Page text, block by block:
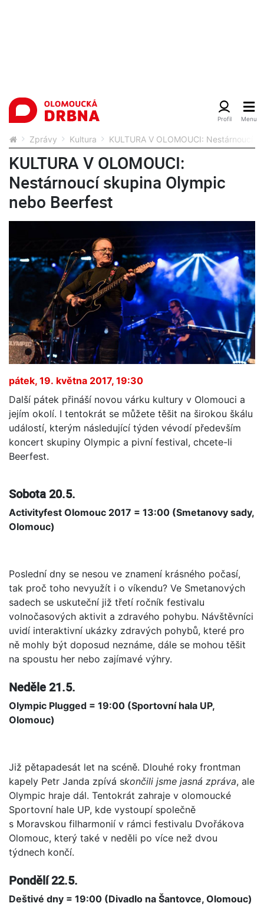
Zprávy Kultura KULTURA V OLOMOUCI: Nestárnoucí
KULTURA V OLOMOUCI:
Nestárnoucí skupina Olympic
nebo Beerfest
pátek, 19. května 2017, 19:30
Další pátek přináší novou várku kultury v Olomouci a
jejím okolí. I tentokrát se můžete těšit na širokou škálu
událostí, kterým následující týden vévodí především
koncert skupiny Olympic a pivní festival, chcete-li
Beerfest.
Sobota 20.5.
Activityfest Olomouc 2017 = 13:00 (Smetanovy sady,
Olomouc)
Poslední dny se nesou ve znamení krásného počasí,
tak proč toho nevyužít i o víkendu? Ve Smetanových
sadech se uskuteční již třetí ročník festivalu
volnočasových aktivit a zdravého pohybu. Návštěvníci
uvidí interaktivní ukázky zdravých pohybů, které pro
ně mohly být doposud neznáme, dále se mohou těšit
na spoustu her nebo zajímavé výhry.
Neděle 21.5.
Olympic Plugged = 19:00 (Sportovní hala UP,
Olomouc)
Již pětapadesát let na scéně. Dlouhé roky frontman
kapely Petr Janda zpívá skončili jsme jasná zpráva, ale
Olympic hraje dál. Tentokrát zahraje v olomoucké
Sportovní hale UP, kde vystoupí společně
s Moravskou filharmonií v rámci festivalu Dvořákova
Olomouc, který také v neděli po více než dvou
týdnech končí.
Pondělí 22.5.
Deštivé dny = 19:00 (Divadlo na Šantovce, Olomouc)